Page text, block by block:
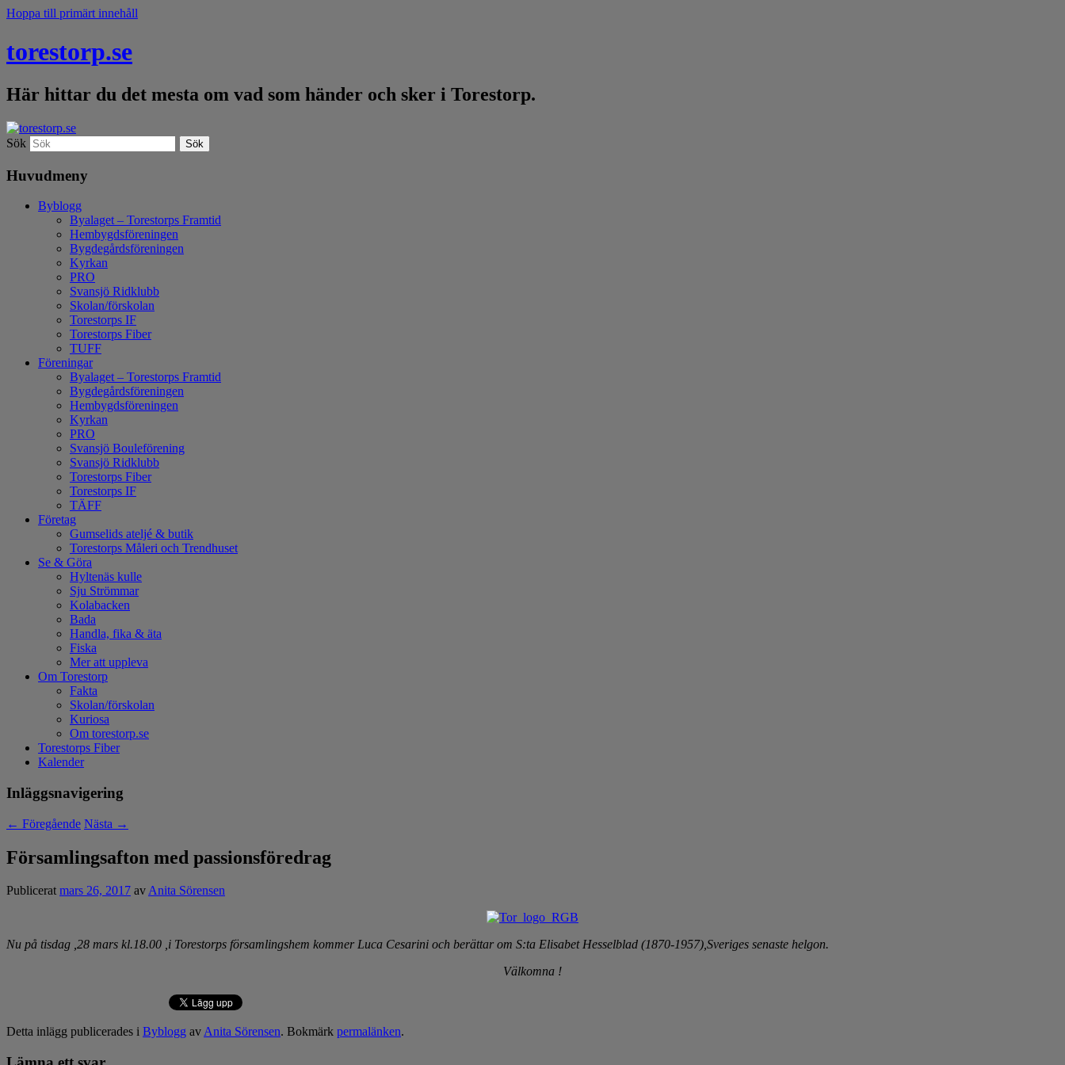
Hoppa till primärt innehåll
torestorp.se
Här hittar du det mesta om vad som händer och sker i Torestorp.
Sök
Huvudmeny
Byblogg
Byalaget – Torestorps Framtid
Hembygdsföreningen
Bygdegårdsföreningen
Kyrkan
PRO
Svansjö Ridklubb
Skolan/förskolan
Torestorps IF
Torestorps Fiber
TUFF
Föreningar
Byalaget – Torestorps Framtid
Bygdegårdsföreningen
Hembygdsföreningen
Kyrkan
PRO
Svansjö Bouleförening
Svansjö Ridklubb
Torestorps Fiber
Torestorps IF
TÄFF
Företag
Gumselids ateljé & butik
Torestorps Måleri och Trendhuset
Se & Göra
Hyltenäs kulle
Sju Strömmar
Kolabacken
Bada
Handla, fika & äta
Fiska
Mer att uppleva
Om Torestorp
Fakta
Skolan/förskolan
Kuriosa
Om torestorp.se
Torestorps Fiber
Kalender
Inläggsnavigering
← Föregående Nästa →
Församlingsafton med passionsföredrag
Publiceratmars 26, 2017 avAnita Sörensen
Nu på tisdag ,28 mars kl.18.00 ,i Torestorps församlingshem kommer Luca Cesarini och berättar om S:ta Elisabet Hesselblad (1870-1957),Sveriges senaste helgon.
Välkomna !
Detta inlägg publicerades i Byblogg avAnita Sörensen. Bokmärk permalänken.